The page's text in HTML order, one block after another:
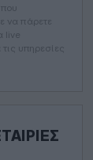
που
να πάρετε
live
υπηρεσίες